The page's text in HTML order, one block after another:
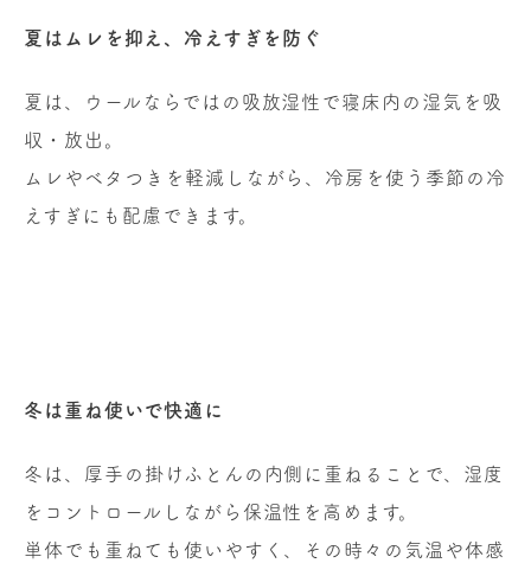
夏はムレを抑え、冷えすぎを防ぐ
夏は、ウールならではの吸放湿性で寝床内の湿気を吸
収・放出。
ムレやベタつきを軽減しながら、冷房を使う季節の冷
えすぎにも配慮できます。
冬は重ね使いで快適に
冬は、厚手の掛けふとんの内側に重ねることで、湿度
をコントロールしながら保温性を高めます。
単体でも重ねても使いやすく、その時々の気温や体感